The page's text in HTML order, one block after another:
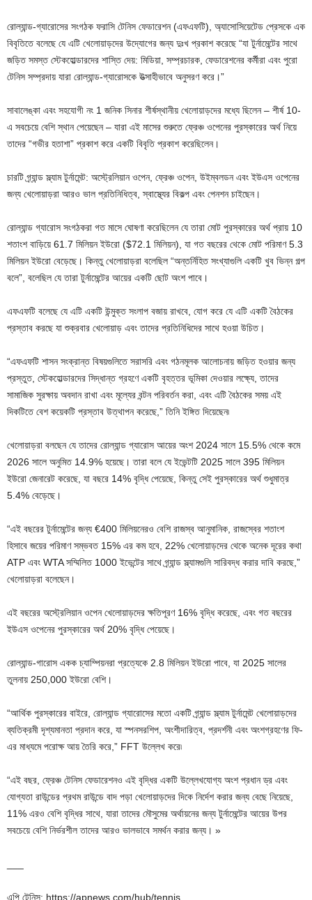
রোল্যান্ড-গ্যারোসের সংগঠক ফরাসি টেনিস ফেডারেশন (এফএফটি), অ্যাসোসিয়েটেড প্রেসকে এক
বিবৃতিতে বলেছে যে এটি খেলোয়াড়দের উদ্যোগের জন্য দুঃখ প্রকাশ করেছে “যা টুর্নামেন্টের সাথে
জড়িত সমস্ত স্টেকহোল্ডারদের শাস্তি দেয়: মিডিয়া, সম্প্রচারক, ফেডারেশনের কর্মীরা এবং পুরো
টেনিস সম্প্রদায় যারা রোল্যান্ড-গ্যারোসকে উত্সাহীভাবে অনুসরণ করে।”
সাবালেঙ্কা এবং সহযোগী নং 1 জনিক সিনার শীর্ষস্থানীয় খেলোয়াড়দের মধ্যে ছিলেন – শীর্ষ 10-
এ সবচেয়ে বেশি স্থান পেয়েছেন – যারা এই মাসের শুরুতে ফ্রেঞ্চ ওপেনের পুরস্কারের অর্থ নিয়ে
তাদের “গভীর হতাশা” প্রকাশ করে একটি বিবৃতি প্রকাশ করেছিলেন।
চারটি গ্র্যান্ড স্ল্যাম টুর্নামেন্ট: অস্ট্রেলিয়ান ওপেন, ফ্রেঞ্চ ওপেন, উইম্বলডন এবং ইউএস ওপেনের
জন্য খেলোয়াড়রা আরও ভাল প্রতিনিধিত্ব, স্বাস্থ্যের বিকল্প এবং পেনশন চাইছেন।
রোল্যান্ড গ্যারোস সংগঠকরা গত মাসে ঘোষণা করেছিলেন যে তারা মোট পুরস্কারের অর্থ প্রায় 10
শতাংশ বাড়িয়ে 61.7 মিলিয়ন ইউরো ($72.1 মিলিয়ন), যা গত বছরের থেকে মোট পরিমাণ 5.3
মিলিয়ন ইউরো বেড়েছে। কিন্তু খেলোয়াড়রা বলেছিল “অন্তর্নিহিত সংখ্যাগুলি একটি খুব ভিন্ন গল্প
বলে”, বলেছিল যে তারা টুর্নামেন্টের আয়ের একটি ছোট অংশ পাবে।
এফএফটি বলেছে যে এটি একটি উন্মুক্ত সংলাপ বজায় রাখবে, যোগ করে যে এটি একটি বৈঠকের
প্রস্তাব করছে যা শুক্রবার খেলোয়াড় এবং তাদের প্রতিনিধিদের সাথে হওয়া উচিত।
“এফএফটি শাসন সংক্রান্ত বিষয়গুলিতে সরাসরি এবং গঠনমূলক আলোচনায় জড়িত হওয়ার জন্য
প্রস্তুত, স্টেকহোল্ডারদের সিদ্ধান্ত গ্রহণে একটি বৃহত্তর ভূমিকা দেওয়ার লক্ষ্যে, তাদের
সামাজিক সুরক্ষায় অবদান রাখা এবং মূল্যের বন্টন পরিবর্তন করা, এবং এটি বৈঠকের সময় এই
দিকটিতে বেশ কয়েকটি প্রস্তাব উত্থাপন করেছে,” তিনি ইঙ্গিত দিয়েছেন৷
খেলোয়াড়রা বলছেন যে তাদের রোল্যান্ড গ্যারোস আয়ের অংশ 2024 সালে 15.5% থেকে কমে
2026 সালে অনুমিত 14.9% হয়েছে। তারা বলে যে ইভেন্টটি 2025 সালে 395 মিলিয়ন
ইউরো জেনারেট করেছে, যা বছরে 14% বৃদ্ধি পেয়েছে, কিন্তু সেই পুরস্কারের অর্থ শুধুমাত্র
5.4% বেড়েছে।
“এই বছরের টুর্নামেন্টের জন্য €400 মিলিয়নেরও বেশি রাজস্ব আনুমানিক, রাজস্বের শতাংশ
হিসাবে জয়ের পরিমাণ সম্ভবত 15% এর কম হবে, 22% খেলোয়াড়দের থেকে অনেক দূরের কথা
ATP এবং WTA সম্মিলিত 1000 ইভেন্টের সাথে গ্র্যান্ড স্ল্যামগুলি সারিবদ্ধ করার দাবি করছে,”
খেলোয়াড়রা বলেছেন।
এই বছরের অস্ট্রেলিয়ান ওপেন খেলোয়াড়দের ক্ষতিপূরণ 16% বৃদ্ধি করেছে, এবং গত বছরের
ইউএস ওপেনের পুরস্কারের অর্থ 20% বৃদ্ধি পেয়েছে।
রোল্যান্ড-গারোস একক চ্যাম্পিয়নরা প্রত্যেকে 2.8 মিলিয়ন ইউরো পাবে, যা 2025 সালের
তুলনায় 250,000 ইউরো বেশি।
“আর্থিক পুরস্কারের বাইরে, রোল্যান্ড গ্যারোসের মতো একটি গ্র্যান্ড স্ল্যাম টুর্নামেন্ট খেলোয়াড়দের
ব্যতিক্রমী দৃশ্যমানতা প্রদান করে, যা স্পনসরশিপ, অংশীদারিত্ব, প্রদর্শনী এবং অংশগ্রহণের ফি-
এর মাধ্যমে পরোক্ষ আয় তৈরি করে,” FFT উল্লেখ করে৷
“এই বছর, ফ্রেঞ্চ টেনিস ফেডারেশনও এই বৃদ্ধির একটি উল্লেখযোগ্য অংশ প্রধান ড্র এবং
যোগ্যতা রাউন্ডের প্রথম রাউন্ডে বাদ পড়া খেলোয়াড়দের দিকে নির্দেশ করার জন্য বেছে নিয়েছে,
11% এরও বেশি বৃদ্ধির সাথে, যারা তাদের মৌসুমের অর্থায়নের জন্য টুর্নামেন্টের আয়ের উপর
সবচেয়ে বেশি নির্ভরশীল তাদের আরও ভালভাবে সমর্থন করার জন্য। »
এপি টেনিস: https://apnews.com/hub/tennis